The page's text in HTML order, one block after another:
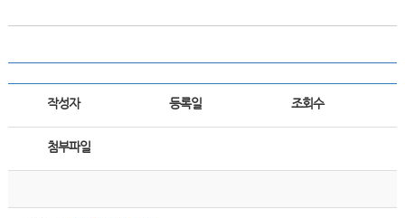
작성자 등록일 조회수
첨부파일